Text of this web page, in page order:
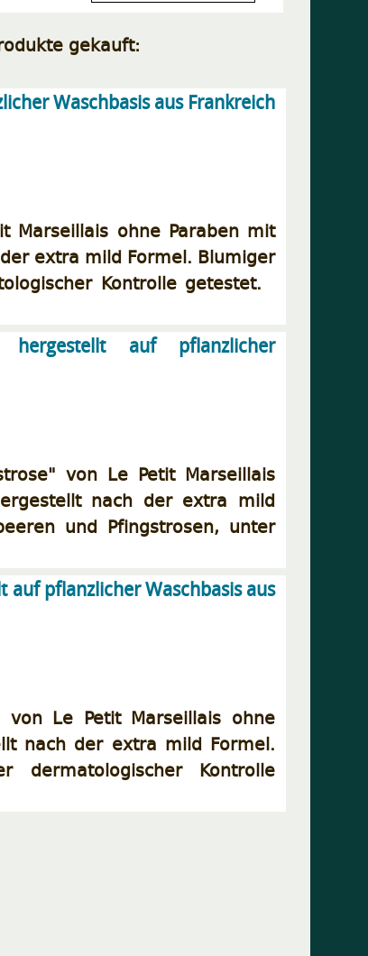
gekauft:
Waschbasis aus Frankreich
Marseillais ohne Paraben mit
extra mild Formel. Blumiger
Kontrolle getestet.
hergestellt auf pflanzlicher
von Le Petit Marseillais
nach der extra mild
und Pfingstrosen, unter
pflanzlicher Waschbasis aus
Le Petit Marseillais ohne
nach der extra mild Formel.
dermatologischer Kontrolle